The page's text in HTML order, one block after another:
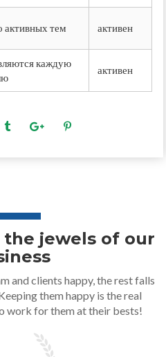
активных тем активен
каждую
активен
jewels of our
and clients happy, the rest falls
them happy is the real
work for them at their bests!